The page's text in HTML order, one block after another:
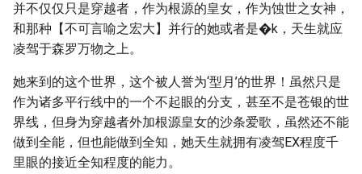
并不仅仅只是穿越者，作为根源的皇女，作为蚀世之女神，
和那种【不可言喻之宏大】并行的她或者是�k，天生就应
凌驾于森罗万物之上。
她来到的这个世界，这个被人誉为‘型月’的世界！虽然只是
作为诸多平行线中的一个不起眼的分支，甚至不是苍银的世
界线，但身为穿越者外加根源皇女的沙条爱歌，虽然还不能
做到全能，但也能做到全知，她天生就拥有凌驾EX程度千
里眼的接近全知程度的能力。